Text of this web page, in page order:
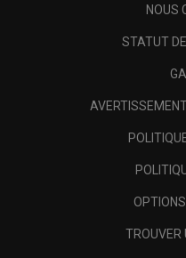
NOUS
STATUT
TROUVER